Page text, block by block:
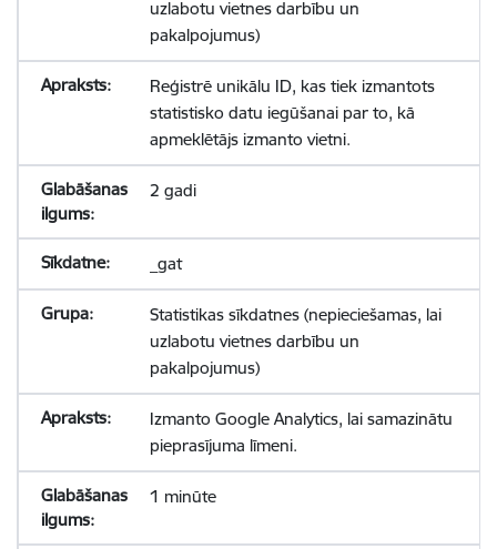
uzlabotu vietnes darbību un
pakalpojumus)
Reģistrē unikālu ID, kas tiek izmantots
statistisko datu iegūšanai par to, kā
apmeklētājs izmanto vietni.
2 gadi
_gat
Statistikas sīkdatnes (nepieciešamas, lai
uzlabotu vietnes darbību un
pakalpojumus)
Izmanto Google Analytics, lai samazinātu
pieprasījuma līmeni.
1 minūte